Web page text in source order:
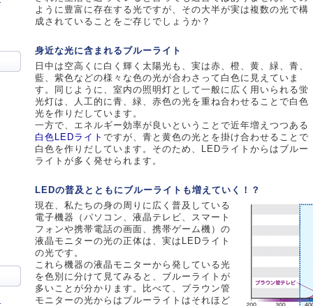
ように豊富に存在する光ですが、その大半が実は複数の光で構
成されていることをご存じでしょうか？
身近な光に含まれるブルーライト
日中は空高くに白く輝く太陽光も、実は赤、橙、黄、緑、青、
藍、紫色などの様々な色の光が合わさって白色に見えていま
す。同じように、室内の照明灯として一般に広く用いられる蛍
光灯は、人工的に青、緑、赤色の光を重ね合わせることで白色
光を作りだしています。
一方で、エネルギー効率が良いということで近年増えつつある
白色LEDライト ですが、青と黄色の光とを掛け合わせることで
白色を作りだしています。そのため、LEDライトからはブルー
ライトが多く発せられます。
LEDの普及とともにブルーライトも増えていく！？
現在、私たちの身の周りに広く普及している
電子機器（パソコン、液晶テレビ、スマート
フォンや携帯電話の画面、携帯ゲーム機）の
液晶モニターの光の正体は、実はLEDライト
の光です。
これら機器の液晶モニターから発している光
を色別に分けて見てみると、ブルーライトが
多いことが分かります。比べて、ブラウン管
モニターの光からはブルーライトはそれほど